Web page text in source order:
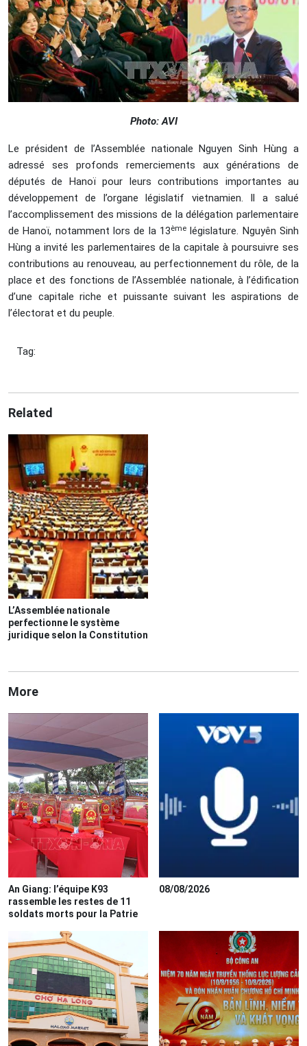
Photo: AVI
Le président de l’Assemblée nationale Nguyen Sinh Hùng a
adressé ses profonds remerciements aux générations de
députés de Hanoï pour leurs contributions importantes au
développement de l’organe législatif vietnamien. Il a salué
l’accomplissement des missions de la délégation parlementaire
de Hanoï, notamment lors de la 13ème législature. Nguyên Sinh
Hùng a invité les parlementaires de la capitale à poursuivre ses
contributions au renouveau, au perfectionnement du rôle, de la
place et des fonctions de l’Assemblée nationale, à l’édification
d’une capitale riche et puissante suivant les aspirations de
l’électorat et du peuple.
Tag:
Related
L’Assemblée nationale
perfectionne le système
juridique selon la Constitution
More
An Giang: l’équipe K93
rassemble les restes de 11
soldats morts pour la Patrie
08/08/2026